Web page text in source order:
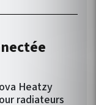
radiateur.
Heatzy
radiateurs